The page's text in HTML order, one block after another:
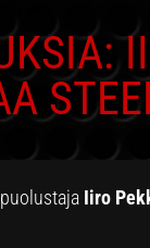
Iiro